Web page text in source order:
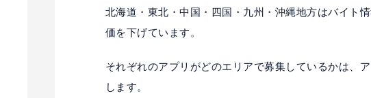
北海道・東北・中国・四国・九州・沖縄地方はバイト
価を下げています。
それぞれのアプリがどのエリアで募集しているかは、
します。